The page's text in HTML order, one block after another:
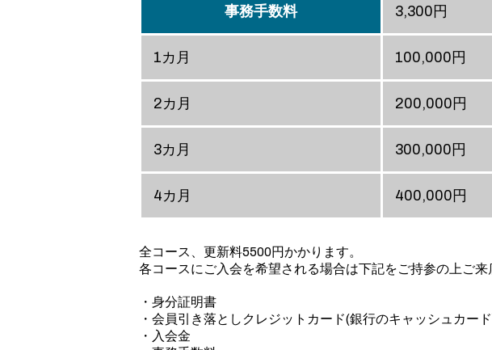
事務手数料 3,300円
1カ月 100,000円
2カ月 200,000円
3カ月 300,000円
4カ月 400,000円
全コース、更新料5500円かかります。
各コースにご入会を希望される場合は下記をご持参の上ご来
・身分証明書
・会員引き落としクレジットカード(銀行のキャッシュカー
・入会金